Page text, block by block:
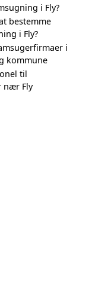
i Fly?
bestemme
i Fly?
i
kommune
til
nær Fly